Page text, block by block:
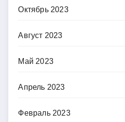
Октябрь 2023
Август 2023
Май 2023
Апрель 2023
Февраль 2023